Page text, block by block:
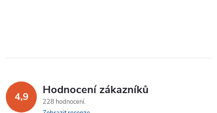
4,9 Hodnocení zákazníků
228 hodnocení